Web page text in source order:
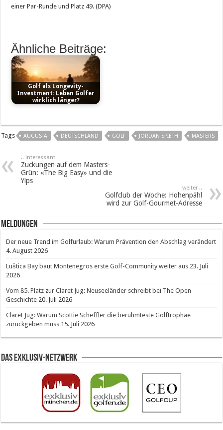
einer Par-Runde und Platz 49. (DPA)
Ähnliche Beiträge:
Golf als Longevity-
Investment: Leben Golfer
wirklich länger?
Tags AUGUSTA DEUTSCHLAND GOLF JORDAN SPIETH MASTERS
.. interessant
Zuckungen auf dem Masters-
Grün: «The Big Easy» und die
Yips
weiter ..
Golfclub der Woche: Hohenpähl
wird zur Golf-Gourmet-Adresse
Meldungen
Der neue Trend im Golfurlaub: Warum Prävention den Abschlag verändert
4. August 2026
Luštica Bay baut Montenegros erste Golf-Community weiter aus 23. Juli
2026
Vom 85. Platz zur Claret Jug: Neuseeländer schreibt bei The Open
Geschichte 20. Juli 2026
Claret Jug: Warum Scottie Scheffler die berühmteste Golftrophäe
zurückgeben muss 15. Juli 2026
Das Exklusiv-Netzwerk